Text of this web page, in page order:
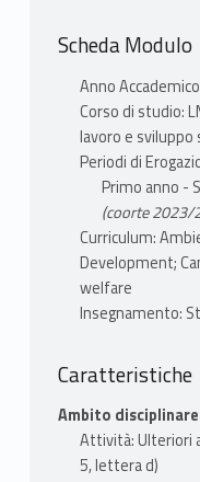
Scheda Modulo
Anno
Corso di studio:
lavoro e
Periodi di
Primo anno -
(coorte 2023/
Curriculum:
Development;
welfare
Insegnamento:
Caratteristiche
Ambito
Attività: Ulteriori
5, lettera d)